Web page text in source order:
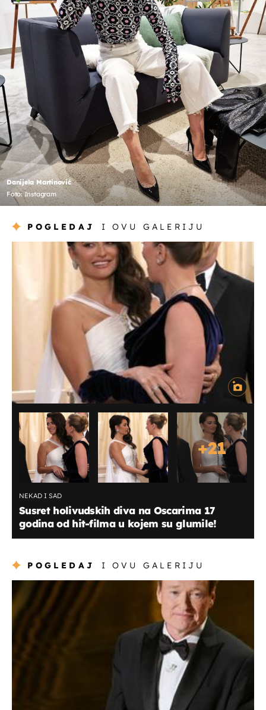
Danijela Martinović
Foto: Instagram
POGLEDAJ I OVU GALERIJU
+21
NEKAD I SAD
Susret holivudskih diva na Oscarima 17
godina od hit-filma u kojem su glumile!
POGLEDAJ I OVU GALERIJU